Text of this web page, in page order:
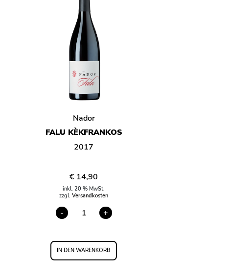
Nador
FALU KÈKFRANKOS
2017
€ 14,90
inkl. 20 % MwSt.
zzgl.Versandkosten
- FALU +
IN DEN WARENKORB